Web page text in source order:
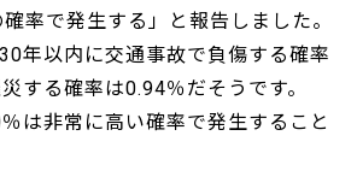
率で発生する」と報告しました。
年以内に交通事故で負傷する確率
する確率は0.94％だそうです。
は非常に高い確率で発生すること